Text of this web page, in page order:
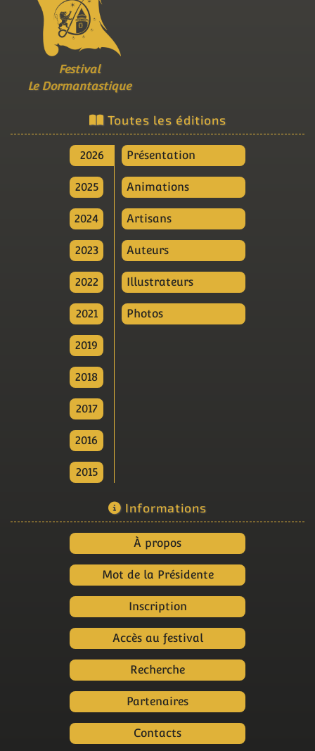
Festival
Le Dormantastique
Toutes les éditions
2026
2025
2024
2023
2022
2021
2019
2018
2017
2016
2015
Présentation
Animations
Artisans
Auteurs
Illustrateurs
Photos
Informations
À propos
Mot de la Présidente
Inscription
Accès au festival
Recherche
Partenaires
Contacts